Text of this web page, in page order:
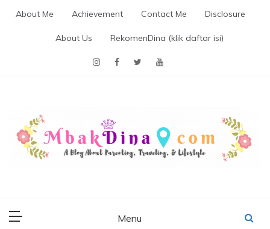
About Me Achievement Contact Me Disclosure
About Us RekomenDina (klik daftar isi)
Menu